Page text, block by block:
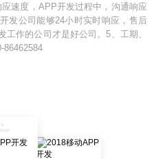
速度，APP开发过程中，沟通响应
发公司能够24小时实时响应，售后
作的公司才是好公司。5、工期、
86462584